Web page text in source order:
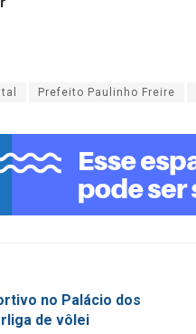
Prefeito Paulinho Freire
no Palácio dos
de vôlei